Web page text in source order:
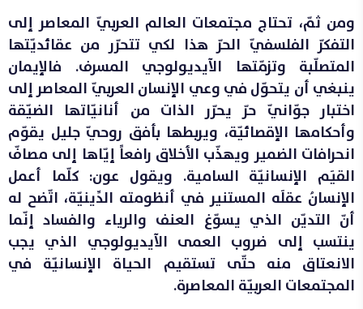
ومن ثمّ، تحتاج مجتمعات العالم العربيّ المعاصر إلى
التفكرّ الفلسفيّ الحرّ هذا لكي تتحرّر من عقائديّتها
المتصلّبة وتزمّتها الآيديولوجي المسرف. فالإيمان
ينبغي أن يتحوّل في وعي الإنسان العربيّ المعاصر إلى
اختبار جوّانيّ حرّ يحرّر الذات من أنانيّاتها الضيّقة
وأحكامها الإقصائيّة، ويربطها بأفق روحيّ جليل يقوّم
انحرافات الضمير ويهذّب الأخلاق رافعاً إيّاها إلى مصافّ
القيَم الإنسانيّة السامية. ويقول عون: كلّما أعمل
الإنسانُ عقلَه المستنير في أنظومته الدِّينيّة، اتّضح له
أنّ التديّن الذي يسوّغ العنف والرياء والفساد إنّما
ينتسب إلى ضروب العمى الآيديولوجي الذي يجب
الانعتاق منه حتّى تستقيم الحياة الإنسانيّة في
المجتمعات العربيّة المعاصرة.